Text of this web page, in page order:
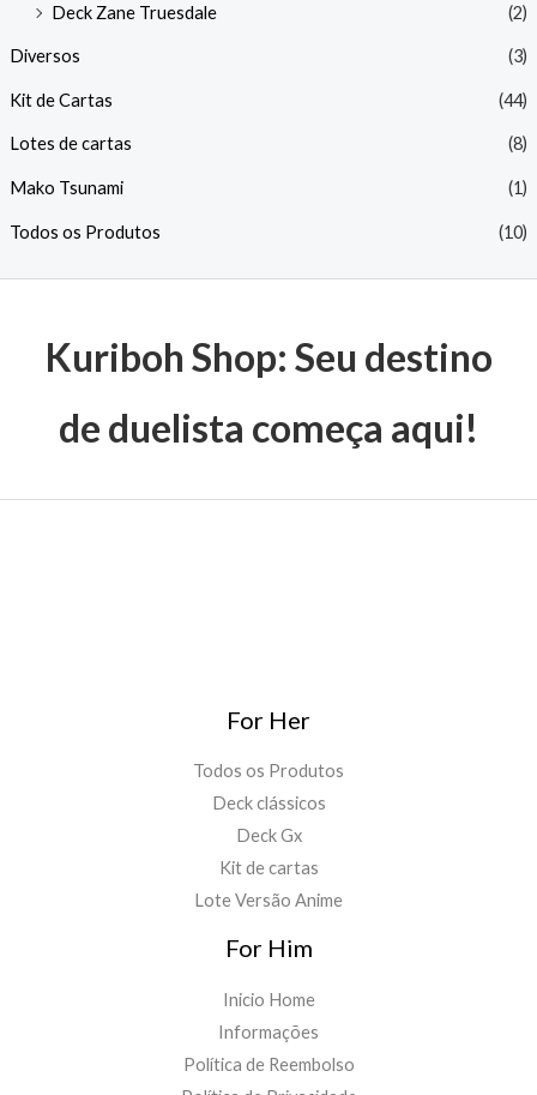
Deck Zane Truesdale
(2)
Diversos (3)
Kit de Cartas (44)
Lotes de cartas (8)
Mako Tsunami (1)
Todos os Produtos (10)
Kuriboh Shop: Seu destino
de duelista começa aqui!
For Her
Todos os Produtos
Deck clássicos
Deck Gx
Kit de cartas
Lote Versão Anime
For Him
Inicio Home
Informações
Política de Reembolso